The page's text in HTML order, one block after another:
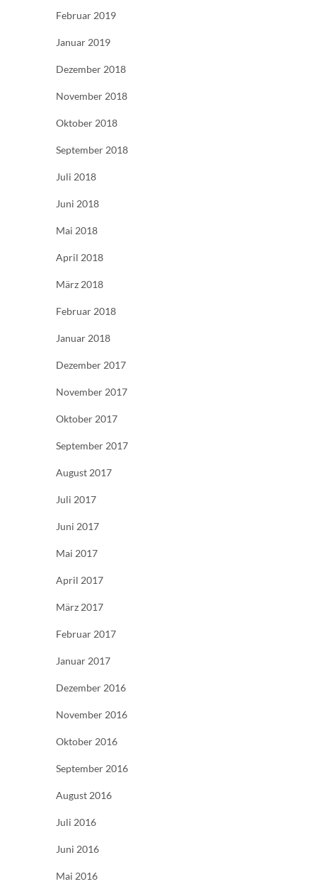
Februar 2019
Januar 2019
Dezember 2018
November 2018
Oktober 2018
September 2018
Juli 2018
Juni 2018
Mai 2018
April 2018
März 2018
Februar 2018
Januar 2018
Dezember 2017
November 2017
Oktober 2017
September 2017
August 2017
Juli 2017
Juni 2017
Mai 2017
April 2017
März 2017
Februar 2017
Januar 2017
Dezember 2016
November 2016
Oktober 2016
September 2016
August 2016
Juli 2016
Juni 2016
Mai 2016